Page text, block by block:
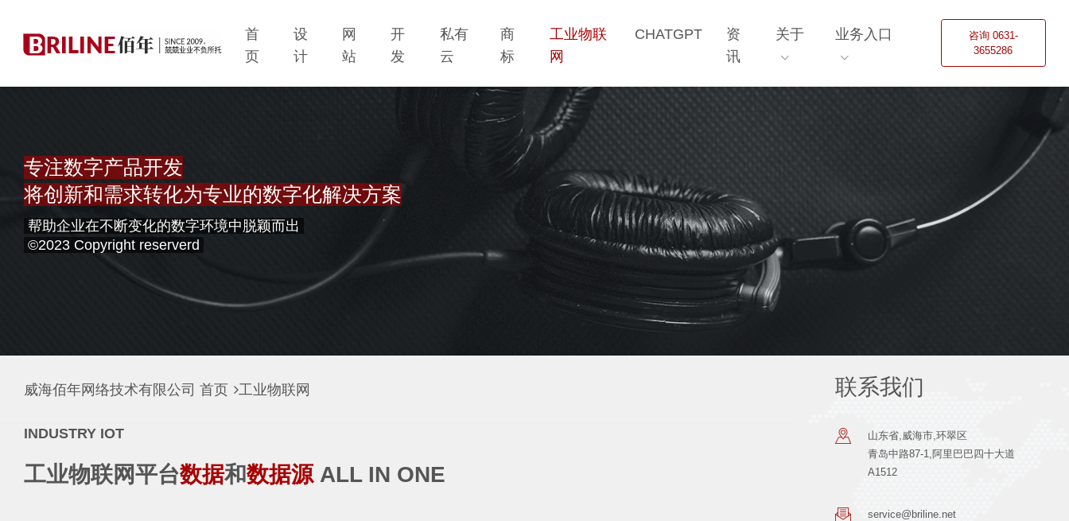
首
页
设
计
网
站
开
发
私有
云
商
标
工业物联
网
CHATGPT
资
讯
关于 业务入口
咨询 0631-
3655286
专注数字产品开发
将创新和需求转化为专业的数字化解决方案
帮助企业在不断变化的数字环境中脱颖而出
©2023 Copyright reserverd
威海佰年网络技术有限公司 首页 工业物联网
INDUSTRY IOT
工业物联网平台数据和数据源ALL IN ONE
联系我们
山东省,威海市,环翠区
青岛中路87-1,阿里巴巴四十大道
A1512
service@briline.net